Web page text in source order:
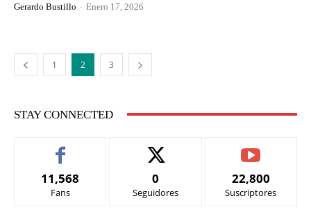
Gerardo Bustillo - Enero 17, 2026
1 2 3
STAY CONNECTED
11,568
Fans
0
Seguidores
22,800
Suscriptores